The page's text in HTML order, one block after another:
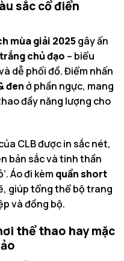
sắc cổ điển
mùa giải 2025gây ấn
trắng chủ đạo – biểu
dễ phối đồ. Điểm nhấn
đenở phần ngực, mang
đầy năng lượng cho
CLB được in sắc nét,
bản sắc và tinh thần
Áo đi kèm quần short
giúp tổng thể bộ trang
và đồng bộ.
thể thao hay mặc